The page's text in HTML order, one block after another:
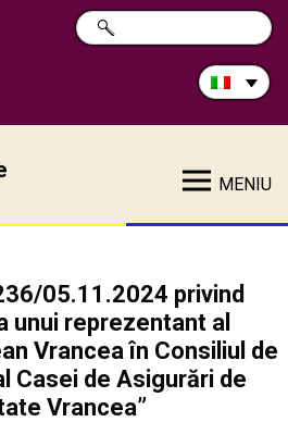
Cerca
nel
RICERCA
MENIU
05.11.2024 privind
unui reprezentant al
Vrancea în Consiliul de
Casei de Asigurări de
Vrancea”